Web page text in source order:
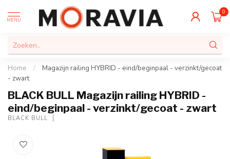
MENU
0
Home /
Magazijn railing HYBRID - eind/beginpaal - verzinkt/gecoat
- zwart
BLACK BULL Magazijn railing HYBRID -
eind/beginpaal - verzinkt/gecoat - zwart
BLACK BULL